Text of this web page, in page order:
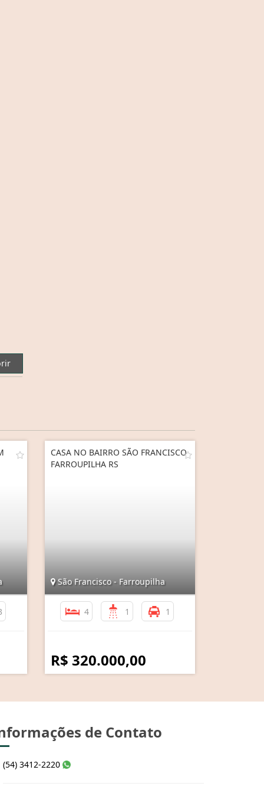
CASA NO BAIRRO SÃO FRANCISCO
FARROUPILHA RS
São Francisco - Farroupilha
4 1 1
R$ 320.000,00
de Contato
(54) 3412-2220